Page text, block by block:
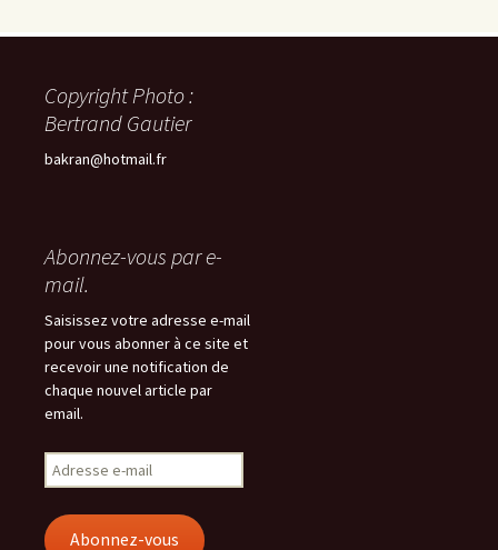
Copyright Photo :
Bertrand Gautier
bakran@hotmail.fr
Abonnez-vous par e-
mail.
Saisissez votre adresse e-mail
pour vous abonner à ce site et
recevoir une notification de
chaque nouvel article par
email.
Adresse
e-
Abonnez-vous